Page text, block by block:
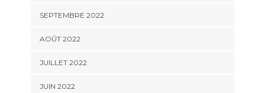
SEPTEMBRE 2022
AOÛT 2022
JUILLET 2022
JUIN 2022